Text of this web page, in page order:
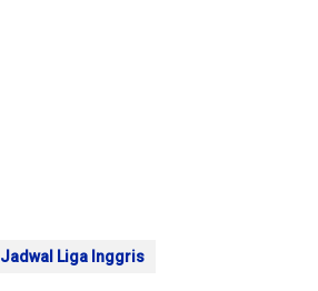
Jadwal Liga Inggris